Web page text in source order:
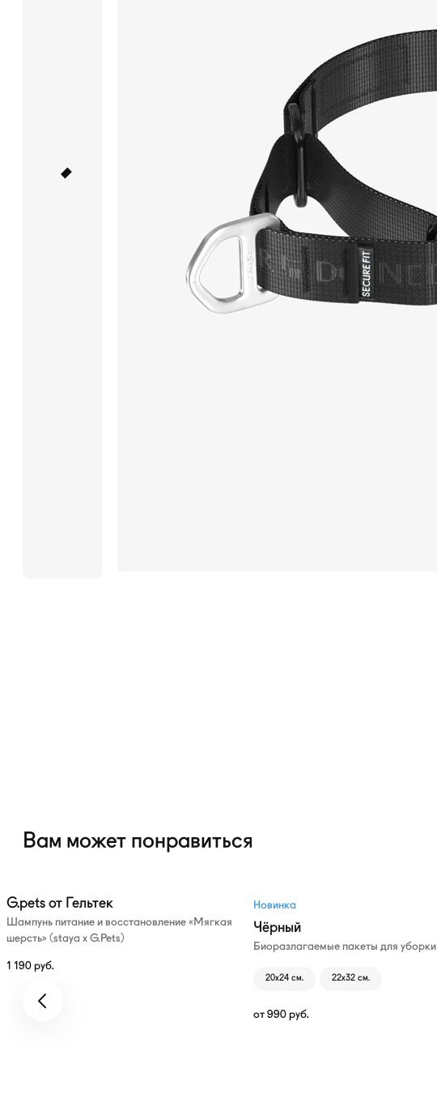
Вам может понравиться
G.pets от Гельтек
Шампунь питание и восстановление «Мягкая
шерсть» (staya х G.Pets)
1 190 руб.
Новинка
Чёрный
Биоразлагаемые пакеты для уборки
20х24 см. 22х32 см.
от 990 руб.